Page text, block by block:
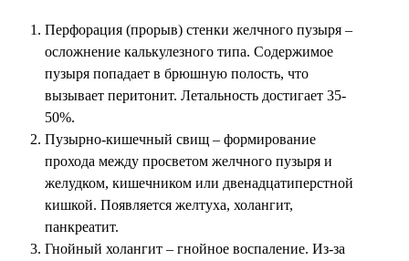
Перфорация (прорыв) стенки желчного пузыря –
осложнение калькулезного типа. Содержимое
пузыря попадает в брюшную полость, что
вызывает перитонит. Летальность достигает 35-
50%.
Пузырно-кишечный свищ – формирование
прохода между просветом желчного пузыря и
желудком, кишечником или двенадцатиперстной
кишкой. Появляется желтуха, холангит,
панкреатит.
Гнойный холангит – гнойное воспаление. Из-за